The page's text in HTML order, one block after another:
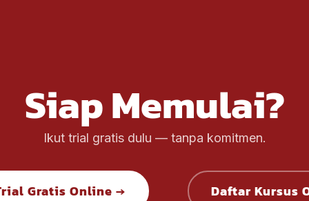
Siap Memulai?
Ikut trial gratis dulu — tanpa komitmen.
Gratis Online → Daftar Kursus